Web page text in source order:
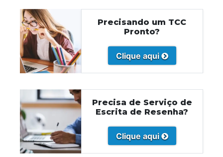
Precisando um TCC
Pronto?
Clique aqui
Precisa de Serviço de
Escrita de Resenha?
Clique aqui